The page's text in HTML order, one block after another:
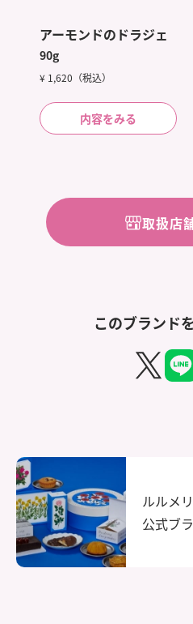
アーモンドのドラジェ
90g
¥ 1,620（税込）
内容をみる
取扱店
このブランド
ルルメ
公式ブ